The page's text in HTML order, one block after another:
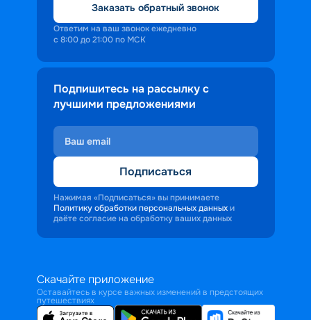
Заказать обратный звонок
Ответим на ваш звонок ежедневно
с 8:00 до 21:00 по МСК
Подпишитесь на рассылку с
лучшими предложениями
Подписаться
Нажимая «Подписаться» вы принимаете
Политику обработки персональных данных и
даёте согласие на обработку ваших данных
Скачайте приложение
Оставайтесь в курсе важных изменений в предстоящих
путешествиях